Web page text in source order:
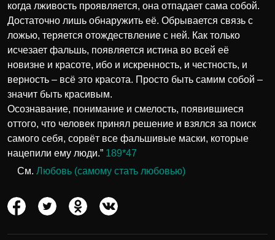
когда лживость проявляется, она отпадает сама собой.
Достаточно лишь обнаружить её. Обрывается связь с
ложью, теряется отождествление с ней. Как только
исчезает фальшь, появляется истина во всей её
новизне и красоте, ибо и искренность, и честность, и
верность – всё это красота. Просто быть самим собой –
значит быть красивым.
Осознавание, понимание и смелость, появившиеся
оттого, что человек принял решение и взялся за поиск
самого себя, сорвёт все фальшивые маски, которые
нацепили ему люди.” 189*47
См. Любовь (самому стать любовью)